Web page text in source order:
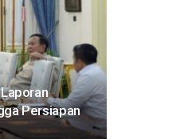
Persiapan